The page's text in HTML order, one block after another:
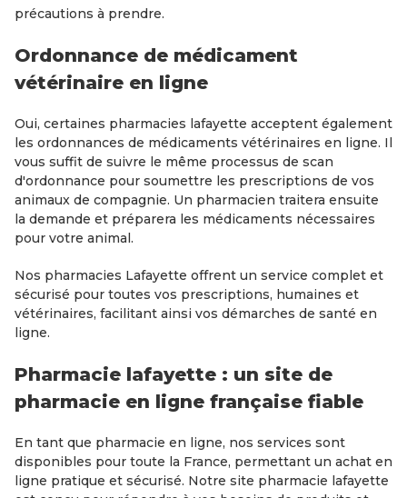
précautions à prendre.
Ordonnance de médicament
vétérinaire en ligne
Oui, certaines pharmacies lafayette acceptent également
les ordonnances de médicaments vétérinaires en ligne. Il
vous suffit de suivre le même processus de scan
d'ordonnance pour soumettre les prescriptions de vos
animaux de compagnie. Un pharmacien traitera ensuite
la demande et préparera les médicaments nécessaires
pour votre animal.
Nos pharmacies Lafayette offrent un service complet et
sécurisé pour toutes vos prescriptions, humaines et
vétérinaires, facilitant ainsi vos démarches de santé en
ligne.
Pharmacie lafayette : un site de
pharmacie en ligne française fiable
En tant que pharmacie en ligne, nos services sont
disponibles pour toute la France, permettant un achat en
ligne pratique et sécurisé. Notre site pharmacie lafayette